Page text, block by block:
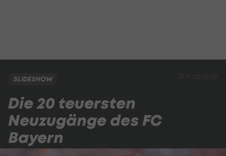
SLIDESHOW
Die 20 teuersten
Neuzugänge des FC
Bayern